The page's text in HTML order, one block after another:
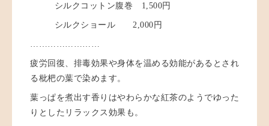
シルクコットン腹巻 1,500円
シルクショール 2,000円
疲労回復、排毒効果や身体を温める効能があるとされ
る枇杷の葉で染めます。
葉っぱを煮出す香りはやわらかな紅茶のようでゆった
りとしたリラックス効果も。